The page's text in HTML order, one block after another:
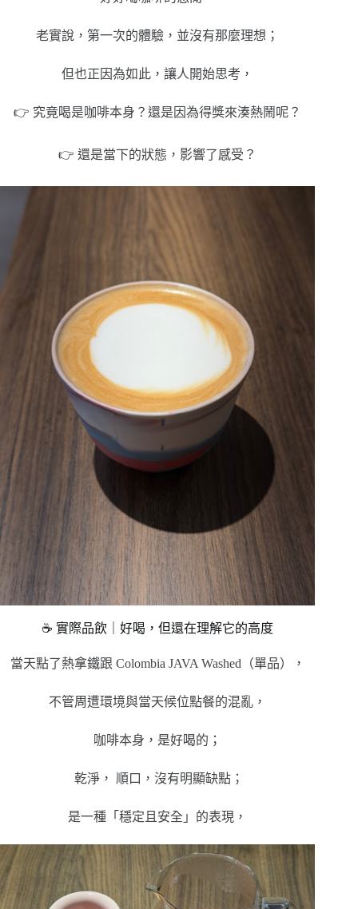
老實說，第一次的體驗，並沒有那麼理想；
但也正因為如此，讓人開始思考，
👉 究竟喝是咖啡本身？還是因為得獎來湊熱鬧呢？
👉 還是當下的狀態，影響了感受？
☕ 實際品飲｜好喝，但還在理解它的高度
當天點了熱拿鐵跟 Colombia JAVA Washed（單品），
不管周遭環境與當天候位點餐的混亂，
咖啡本身，是好喝的；
乾淨， 順口，沒有明顯缺點；
是一種「穩定且安全」的表現，